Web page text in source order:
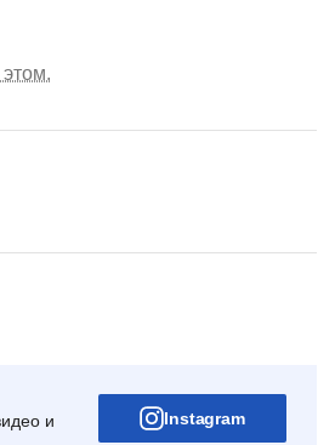
и
Instagram